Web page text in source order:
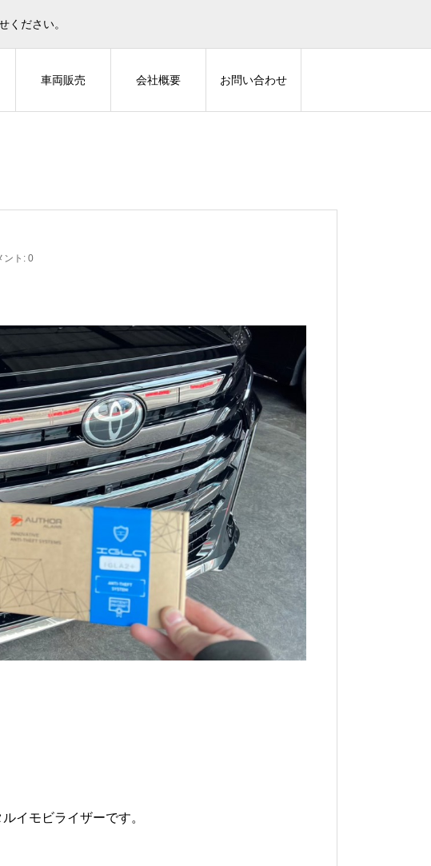
ください。
車両販売 会社概要 お問い合わせ
ント: 0
イモビライザーです。
30アルファードにZ-GUARD 60プリウスにIGLA2